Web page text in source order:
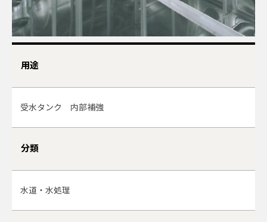
用途
受水タンク 内部補強
分類
水道・水処理